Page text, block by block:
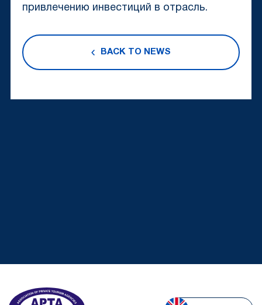
привлечению инвестиций в отрасль.
BACK TO NEWS